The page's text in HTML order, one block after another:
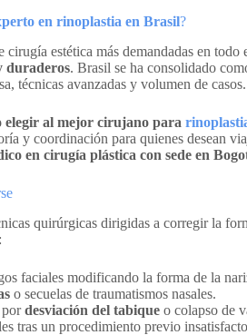
en rinoplastia en Brasil?
cirugía estética más demandadas en
duraderos. Brasil se ha consolidado
técnicas avanzadas y volumen de casos.
elegir al mejor cirujano para
y coordinación para quienes desean
en cirugía plástica con sede en
quirúrgicas dirigidas a corregir la
faciales modificando la forma de la
o secuelas de traumatismos nasales.
pordesviación del tabique o colapso de
tras un procedimiento previo